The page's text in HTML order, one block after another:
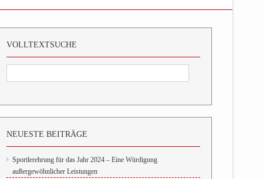
VOLLTEXTSUCHE
NEUESTE BEITRÄGE
Sportlerehrung für das Jahr 2024 – Eine Würdigung
außergewöhnlicher Leistungen